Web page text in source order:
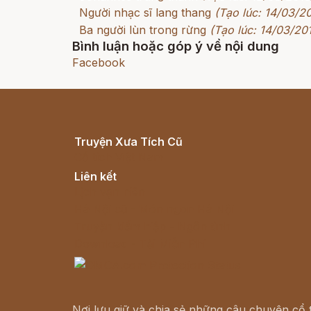
Người nhạc sĩ lang thang (Tạo lúc: 14/03/
Ba người lùn trong rừng (Tạo lúc: 14/03/
Bình luận hoặc góp ý về nội dung
Facebook
Truyện Xưa Tích Cũ
Liên kết